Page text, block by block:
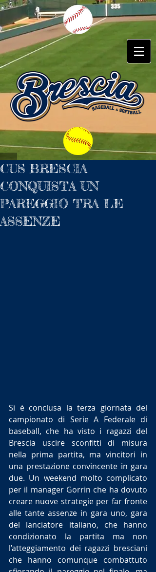
CUS BRESCIA
CONQUISTA UN
PAREGGIO TRA LE
ASSENZE
Si è conclusa la terza giornata del
campionato di Serie A Federale di
baseball, che ha visto i ragazzi del
Brescia uscire sconfitti di misura
nella prima partita, ma vincitori in
una prestazione convincente in gara
due. Un weekend molto complicato
per il manager Gorrin che ha dovuto
creare nuove strategie per far fronte
alle tante assenze in gara uno, gara
del lanciatore italiano, che hanno
condizionato la partita ma non
l’atteggiamento dei ragazzi bresciani
che hanno comunque combattuto